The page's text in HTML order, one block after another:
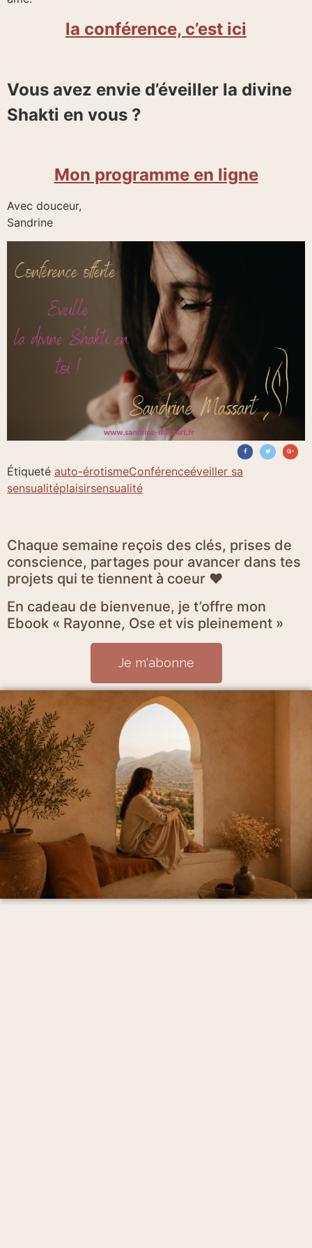
la conférence, c’est ici
Vous avez envie d’éveiller la divine
Shakti en vous ?
Mon programme en ligne
Avec douceur,
Sandrine
Étiqueté auto-érotismeConférenceéveiller sa
sensualitéplaisirsensualité
Chaque semaine reçois des clés, prises de
conscience, partages pour avancer dans tes
projets qui te tiennent à coeur ♥
En cadeau de bienvenue, je t’offre mon
Ebook « Rayonne, Ose et vis pleinement »
Je m'abonne
Mentions Légales et politique de confidentialité